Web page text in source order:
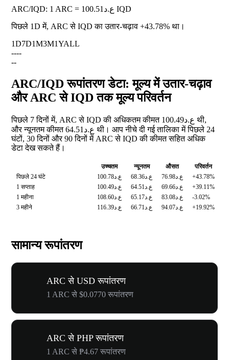
ARC/IQD:
1 ARC = ع.د100.51 IQD
पिछले 1D में, ARC से IQD का उतार-चढ़ाव +43.78% था।
1D7D1M3M1YALL
----
--
ARC/IQD रूपांतरण डेटा: मूल्य में उतार-चढ़ाव
और ARC से IQD तक मूल्य परिवर्तन
पिछले 7 दिनों में, ARC से IQD की अधिकतम कीमत ع.د100.49 थी,
और न्यूनतम कीमत ع.د64.51 थी। आप नीचे दी गई तालिका में पिछले 24
घंटों, 30 दिनों और 90 दिनों में ARC से IQD की कीमत सहित अधिक
डेटा देख सकते हैं।
उच्चतम न्यूनतम औसत
परिवर्तन
पिछले 24 घंटे
ع.د100.78 ع.د68.36 ع.د76.98
+43.78%
1 सप्ताह
ع.د100.49 ع.د64.51 ع.د69.66
+39.11%
1 महीना
ع.د108.60 ع.د65.17 ع.د83.08
-3.02%
3 महीने
ع.د116.39 ع.د66.71 ع.د94.07 +19.92%
सामान्य रूपांतरण
ARC से USD रूपांतरण
1 ARC से $0.0770 रूपांतरण
ARC से PHP रूपांतरण
1 ARC से ₱4.67 रूपांतरण